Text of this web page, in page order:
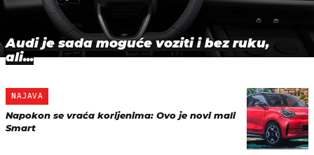
Audi je sada moguće voziti i bez ruku,
ali...
NAJAVA
Napokon se vraća korijenima: Ovo je novi mali
Smart